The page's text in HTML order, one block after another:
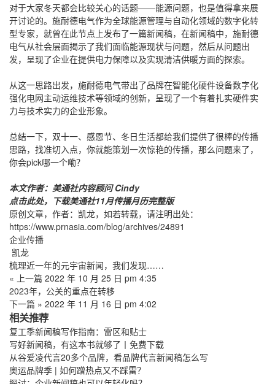
对于大家冬天都会比较关心的话题——能源问题，也是值得拿来展
开讨论的。施耐德电气作为全球能源管理与自动化领域的数字化转
型专家，就曾在此节点上发布了一篇新闻稿，在新闻稿中，施耐德
电气从社会层面揭示了我们面临能源现状与问题，然后从问题出
发，呈现了企业在提供电力保障以及实现清洁供暖方面的探索。
从这一思路出发，施耐德电气带出了品牌在智能化硬件设备数字化
强化电网主动运维技术等领域的创新，呈现了一个有着扎实硬件实
力与技术实力的企业形象。
总结一下，双十一、感恩节、冬日生活都给我们提供了很棒的传播
思路，找准切入点，你就能策划一次惊艳的传播，那么问题来了，
你会pick哪一个嘞？
本文作者：美通社内容顾问 Cindy
点击此处，下载美通社11月传播月历完整版
原创文章，作者：凯龙，如若转载，请注明出处：
https://www.prnasia.com/blog/archives/24891
企业传播
凯龙
梳理近一年的元宇宙新闻，我们发现……
« 上一篇 2022 年 10 月 25 日 pm 4:35
2023年，公关的重点在转移
下一篇 » 2022 年 11 月 16 日 pm 4:02
相关推荐
复工季新闻稿写作指南：雷区和贴士
写好新闻稿，有这本书就够了丨免费下载
从谷爱凌代言20多个品牌，看品牌代言新闻稿怎么写
奥运品牌季 | 如何蹭热点又不踩雷？